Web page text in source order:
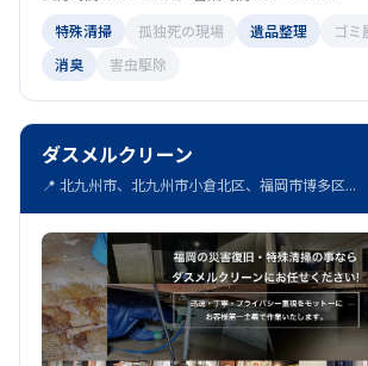
特殊清掃
孤独死の現場 遺品整理
ゴミ
消臭
害虫駆除
ダスメルクリーン
📍 北九州市、北九州市小倉北区、福岡市博多区...